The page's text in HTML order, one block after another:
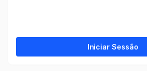
Iniciar Sessão